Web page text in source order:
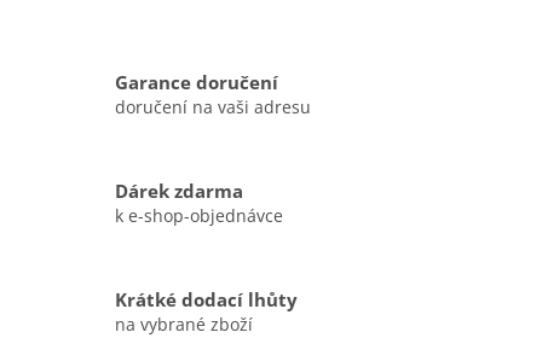
Garance doručení
doručení na vaši adresu
Dárek zdarma
k e-shop-objednávce
Krátké dodací lhůty
na vybrané zboží